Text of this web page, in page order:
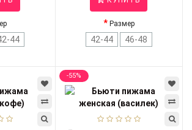
44
Размер
42-44 46-48
-55%